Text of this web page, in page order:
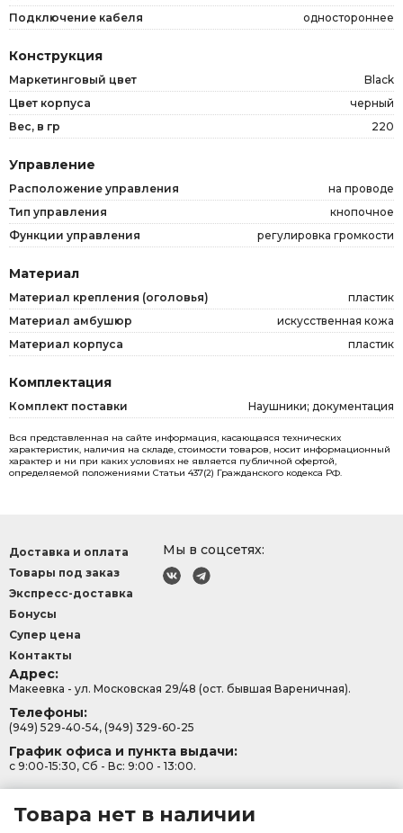
Товара нет в наличии
Подключение кабеля
одностороннее
Конструкция
Маркетинговый цвет
Black
Цвет корпуса
черный
Вес, в гр
220
Управление
Расположение управления
на проводе
Тип управления
кнопочное
Функции управления
регулировка громкости
Материал
Материал крепления (оголовья)
пластик
Материал амбушюр
искусственная кожа
Материал корпуса
пластик
Комплектация
Комплект поставки Наушники; документация
Вся представленная на сайте информация, касающаяся технических
характеристик, наличия на складе, стоимости товаров, носит информационный
характер и ни при каких условиях не является публичной офертой,
определяемой положениями Статьи 437(2) Гражданского кодекса РФ.
Мы в соцсетях:
Доставка и оплата
Товары под заказ
Экспресс-доставка
Бонусы
Супер цена
Контакты
Адрес:
Макеевка - ул. Московская 29/48 (ост. бывшая Вареничная).
Телефоны:
(949) 529-40-54, (949) 329-60-25
График офиса и пункта выдачи:
с 9:00-15:30, Сб - Вс: 9:00 - 13:00.
Политика конфеденциальности